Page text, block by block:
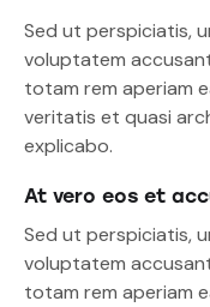
Sed ut perspiciatis,
voluptatem
totam rem aperiam
veritatis et quasi
explicabo.
At vero eos et
Sed ut perspiciatis,
voluptatem
totam rem aperiam